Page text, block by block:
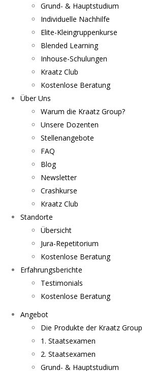
Grund- & Hauptstudium
Individuelle Nachhilfe
Elite-Kleingruppenkurse
Blended Learning
Inhouse-Schulungen
Kraatz Club
Kostenlose Beratung
Über Uns
Warum die Kraatz Group?
Unsere Dozenten
Stellenangebote
FAQ
Blog
Newsletter
Crashkurse
Kraatz Club
Standorte
Übersicht
Jura-Repetitorium
Kostenlose Beratung
Erfahrungsberichte
Testimonials
Kostenlose Beratung
Angebot
Die Produkte der Kraatz Group
1. Staatsexamen
2. Staatsexamen
Grund- & Hauptstudium